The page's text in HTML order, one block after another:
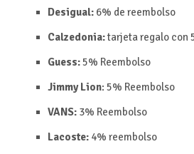
Desigual:6% de reembolso
Calzedonia:tarjeta regalo con
Guess:5% Reembolso
Jimmy Lion: 5% Reembolso
VANS: 3% Reembolso
Lacoste:4% reembolso